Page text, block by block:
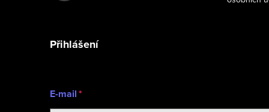
Přihlášení
E-mail